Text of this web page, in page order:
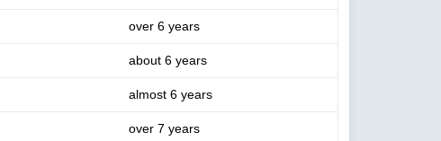
over 6 years
about 6 years
almost 6 years
over 7 years